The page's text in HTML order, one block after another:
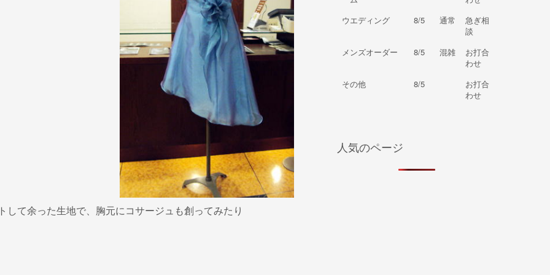
して余った生地で、胸元にコサージュも創ってみたり
ウエディング
8/5 通常
急ぎ相
談
メンズオーダー
8/5 混雑
お打合
わせ
その他
8/5
お打合
わせ
人気のページ